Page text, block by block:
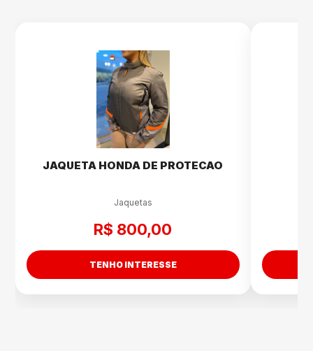
JAQUETA HONDA DE PROTECAO
Jaquetas
R$ 800,00
TENHO INTERESSE